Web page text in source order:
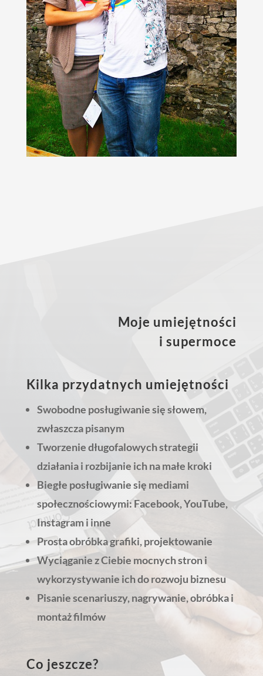
Moje umiejętności
i supermoce
Kilka przydatnych umiejętności
Swobodne posługiwanie się słowem,
zwłaszcza pisanym
Tworzenie długofalowych strategii
działania i rozbijanie ich na małe kroki
Biegłe posługiwanie się mediami
społecznościowymi: Facebook, YouTube,
Instagram i inne
Prosta obróbka grafiki, projektowanie
Wyciąganie z Ciebie mocnych stron i
wykorzystywanie ich do rozwoju biznesu
Pisanie scenariuszy, nagrywanie, obróbka i
montaż filmów
Co jeszcze?